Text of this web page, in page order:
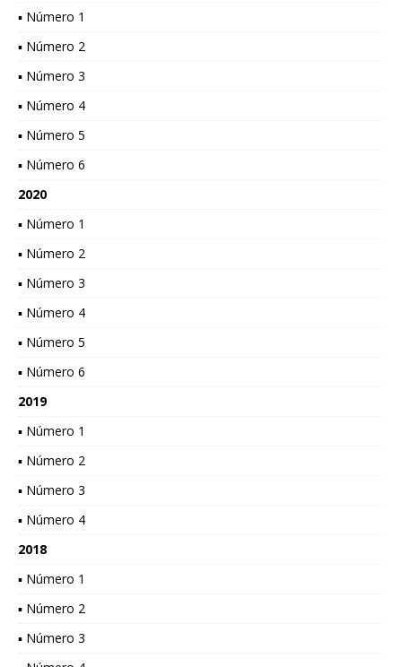
▪ Número 1
▪ Número 2
▪ Número 3
▪ Número 4
▪ Número 5
▪ Número 6
2020
▪ Número 1
▪ Número 2
▪ Número 3
▪ Número 4
▪ Número 5
▪ Número 6
2019
▪ Número 1
▪ Número 2
▪ Número 3
▪ Número 4
2018
▪ Número 1
▪ Número 2
▪ Número 3